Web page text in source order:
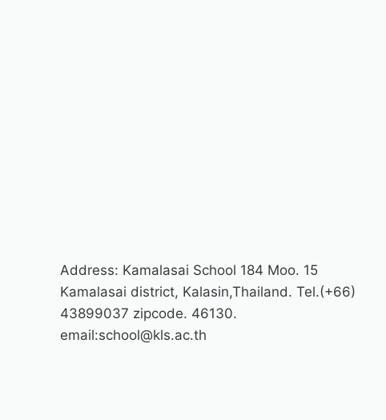
Address: Kamalasai School 184 Moo. 15
Kamalasai district, Kalasin,Thailand. Tel.(+66)
43899037 zipcode. 46130.
email:school@kls.ac.th